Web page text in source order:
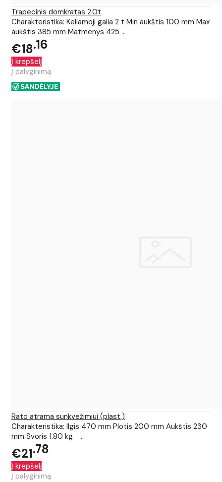
Trapecinis domkratas 2.0t
Charakteristika: Keliamoji galia 2 t Min aukštis 100 mm Max
aukštis 385 mm Matmenys 425 ..
€18 16
Į krepšelį
Į palyginimą
Rato atrama sunkvežimiui (plast.)
Charakteristika: Ilgis 470 mm Plotis 200 mm Aukštis 230
mm Svoris 1.80 kg ..
€21 78
Į krepšelį
Į palyginimą